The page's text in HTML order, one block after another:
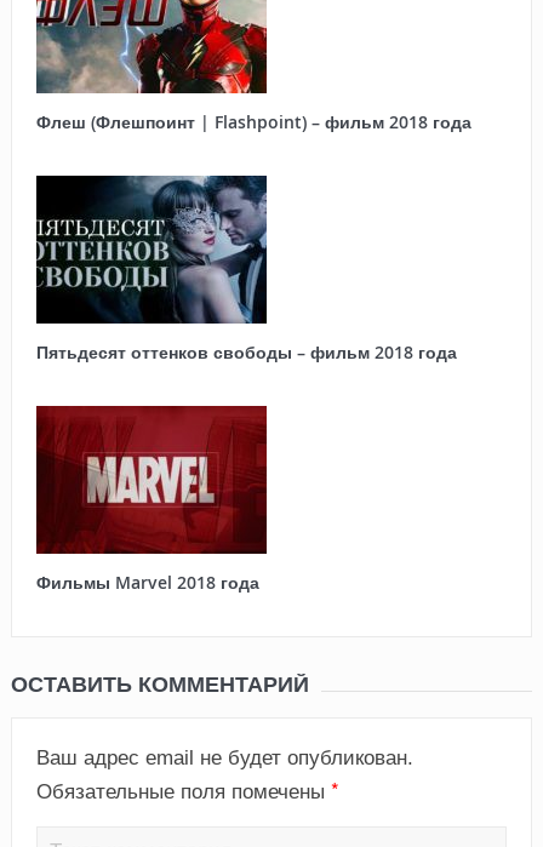
Флеш (Флешпоинт | Flashpoint) – фильм 2018 года
Пятьдесят оттенков свободы – фильм 2018 года
Фильмы Marvel 2018 года
ОСТАВИТЬ КОММЕНТАРИЙ
Ваш адрес email не будет опубликован.
Обязательные поля помечены *